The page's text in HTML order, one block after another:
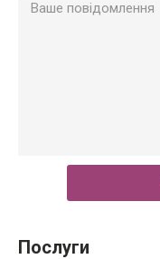
Послуги